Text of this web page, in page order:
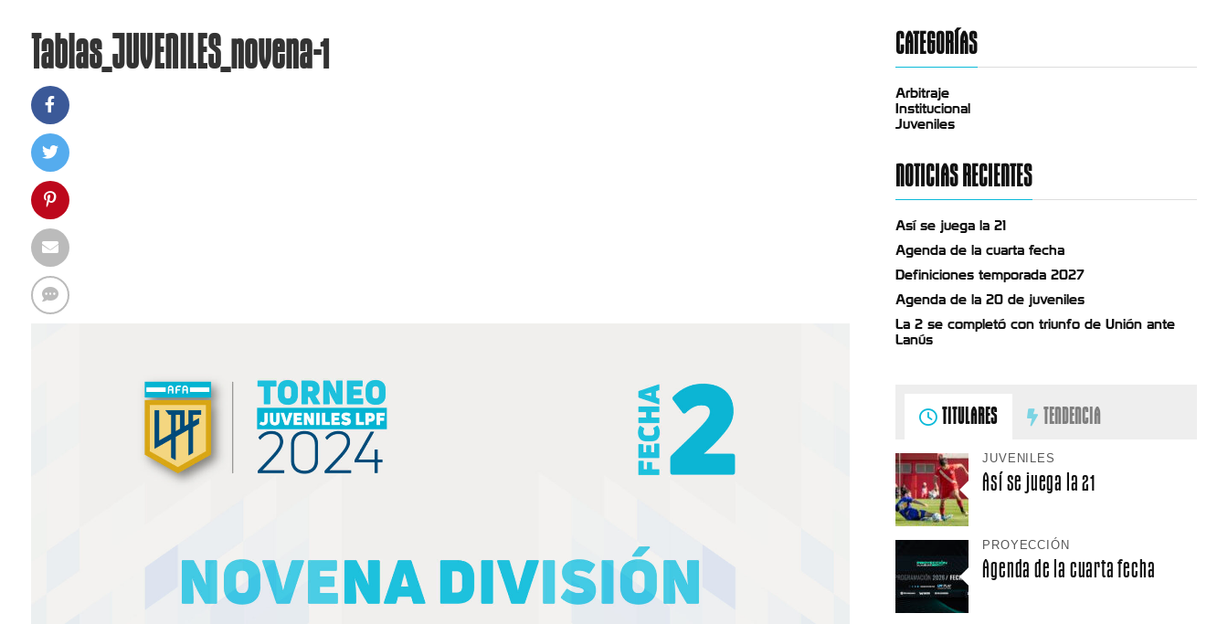
Tablas_JUVENILES_novena-1 CATEGORÍAS
Arbitraje
Institucional
Juveniles
NOTICIAS RECIENTES
Así se juega la 21
Agenda de la cuarta fecha
Definiciones temporada 2027
Agenda de la 20 de juveniles
La 2 se completó con triunfo de Unión ante
Lanús
TITULARES TENDENCIA
JUVENILES
Así se juega la 21
PROYECCIÓN
Agenda de la cuarta fecha